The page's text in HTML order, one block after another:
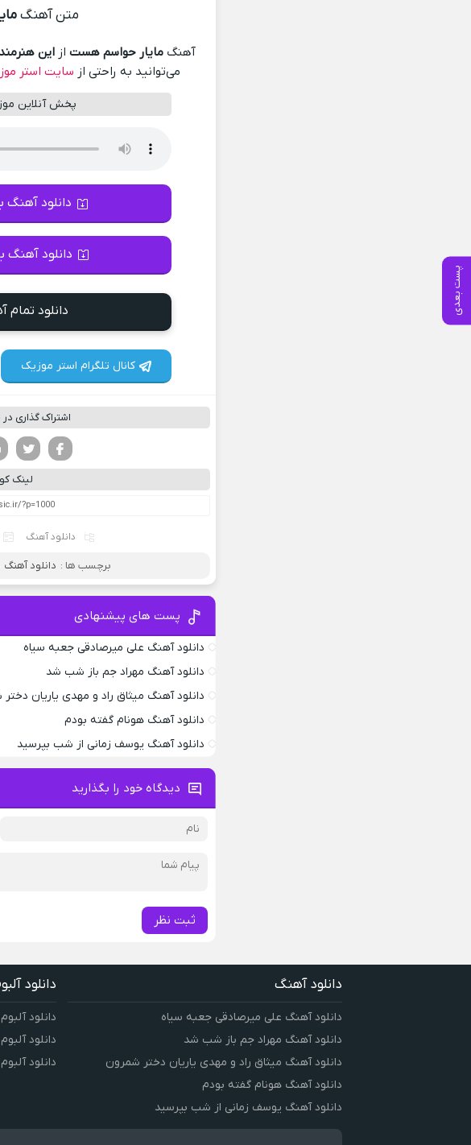
پست بعدی
متن آهنگ
آهنگمایار حواسم هست ازاین
می‌توانید به راحتی از سایت استر
پخش آنلاین
دانلود آهنگ
دانلود آهنگ
دانلود تمام
کانال تلگرام استر موزیک
اشتراک گذاری
لینک
دانلود آهنگ
برچسب ها : دانلود آهنگ
پست های پیشنهادی
دانلود آهنگ علی میرصادقی جعبه سیاه
دانلود آهنگ مهراد جم باز شب شد
دانلود آهنگ میثاق راد و مهدی یاریان
دانلود آهنگ هونام گفته بودم
دانلود آهنگ یوسف زمانی از شب بپرسید
دیدگاه خود را بگذارید
ثبت نظر
دانلود آهنگ
دانلود آهنگ علی میرصادقی جعبه سیاه
دانلود آهنگ مهراد جم باز شب شد
دانلود آهنگ میثاق راد و مهدی یاریان دختر شمرون
دانلود آهنگ هونام گفته بودم
دانلود آهنگ یوسف زمانی از شب بپرسید
دانلود
دانلود
دانلود
دانلود